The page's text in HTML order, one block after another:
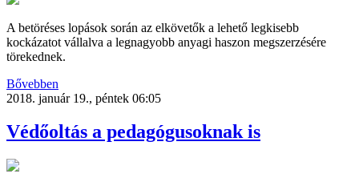
A betöréses lopások során az elkövetők a lehető legkisebb
kockázatot vállalva a legnagyobb anyagi haszon megszerzésére
törekednek.
Bővebben
2018. január 19., péntek 06:05
Védőoltás a pedagógusoknak is